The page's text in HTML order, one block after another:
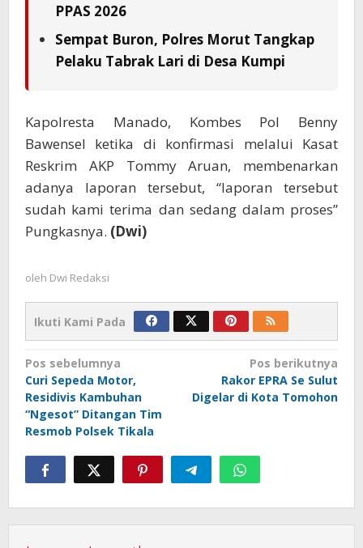
PPAS 2026
Sempat Buron, Polres Morut Tangkap
Pelaku Tabrak Lari di Desa Kumpi
Kapolresta Manado, Kombes Pol Benny
Bawensel ketika di konfirmasi melalui Kasat
Reskrim AKP Tommy Aruan, membenarkan
adanya laporan tersebut, “laporan tersebut
sudah kami terima dan sedang dalam proses”
Pungkasnya. (Dwi)
oleh Dwi Redaksi
Ikuti Kami Pada
Navigasi
pos
Pos sebelumnya
Curi Sepeda Motor,
Residivis Kambuhan
“Ngesot” Ditangan Tim
Resmob Polsek Tikala
Pos berikutnya
Rakor EPRA Se Sulut
Digelar di Kota Tomohon